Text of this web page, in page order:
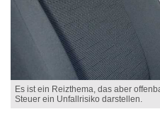
Es ist ein Reizthema, das aber
Steuer ein Unfallrisiko darstellen.